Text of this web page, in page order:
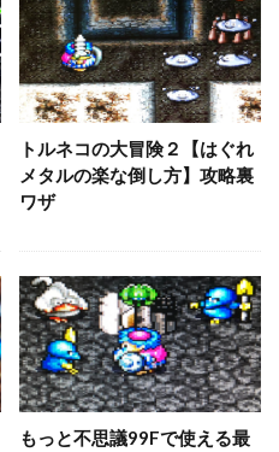
トルネコの大冒険２【はぐれ
メタルの楽な倒し方】攻略裏
ワザ
もっと不思議99Fで使える最